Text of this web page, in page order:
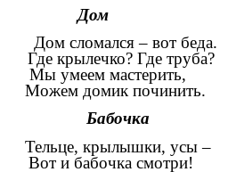
– вот беда.
Где труба?
мастерить,
починить.
крылышки, усы –
смотри!